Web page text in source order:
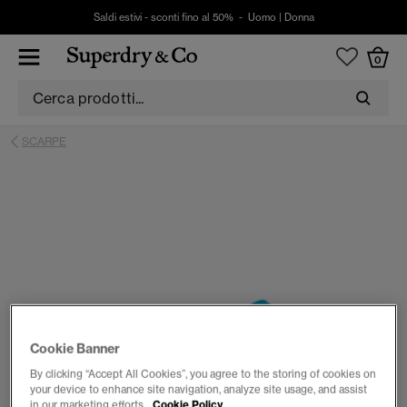
Saldi estivi - sconti fino al 50% - Uomo Donna
0
SCARPE
Cookie Banner
By clicking “Accept All Cookies”, you agree to the storing of cookies on
your device to enhance site navigation, analyze site usage, and assist